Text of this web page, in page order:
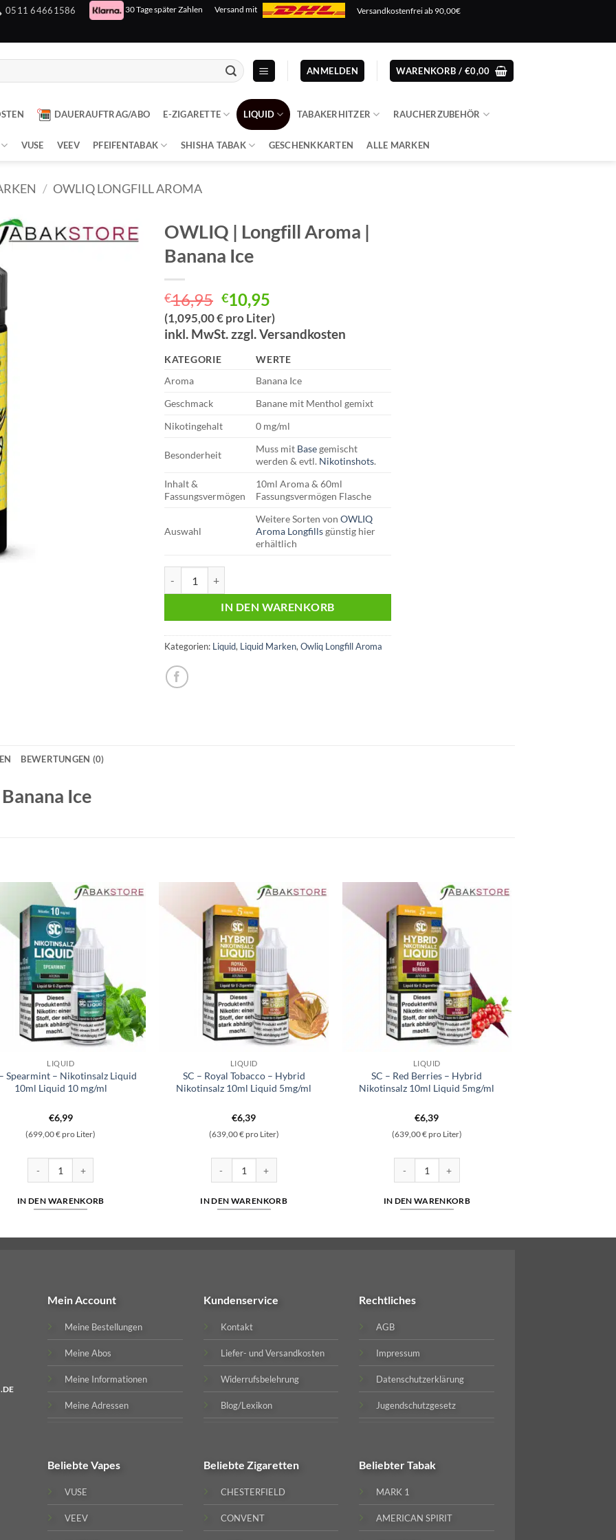
0511 64661586 30 Tage später Zahlen Versand mit Versandkostenfrei ab 90,00€
ANMELDEN WARENKORB / €0,00
DAUERAUFTRAG/ABO E-ZIGARETTE LIQUID TABAKERHITZER RAUCHERZUBEHÖR
VUSE VEEV PFEIFENTABAK SHISHA TABAK GESCHENKKARTEN ALLE MARKEN
/ OWLIQ LONGFILL AROMA
OWLIQ | Longfill Aroma |
Banana Ice
€16,95 Ursprünglicher
Preis
war:
€10,95
Preis
ist:
(1,095,00 € pro Liter)
inkl. MwSt. zzgl. Versandkosten
KATEGORIE
WERTE
Aroma
Banana Ice
Geschmack
Banane mit Menthol gemixt
Nikotingehalt
0 mg/ml
Besonderheit
Muss mit Basegemischt
werden & evtl. Nikotinshots.
Inhalt &
Fassungsvermögen
10ml Aroma & 60ml
Fassungsvermögen Flasche
Auswahl
Weitere Sorten vonOWLIQ
Aroma Longfillsgünstig hier
erhältlich
IN DEN WARENKORB
Kategorien: Liquid, Liquid Marken, Owliq Longfill Aroma
BEWERTUNGEN (0)
Ice
LIQUID
Spearmint – Nikotinsalz Liquid
10ml Liquid 10 mg/ml
€6,99
(699,00 € pro Liter)
IN DEN WARENKORB
LIQUID
SC – Royal Tobacco – Hybrid
Nikotinsalz 10ml Liquid 5mg/ml
€6,39
(639,00 € pro Liter)
IN DEN WARENKORB
LIQUID
SC – Red Berries – Hybrid
Nikotinsalz 10ml Liquid 5mg/ml
€6,39
(639,00 € pro Liter)
IN DEN WARENKORB
Mein Account
Meine Bestellungen
Meine Abos
Meine Informationen
Meine Adressen
Kundenservice
Kontakt
Liefer- und Versandkosten
Widerrufsbelehrung
Blog/Lexikon
Rechtliches
AGB
Impressum
Datenschutzerklärung
Jugendschutzgesetz
BeliebteVapes
VUSE
VEEV
Beliebte Zigaretten
CHESTERFIELD
CONVENT
BeliebterTabak
MARK 1
AMERICAN SPIRIT